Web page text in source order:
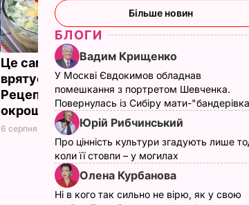
Це саме те, що
врятує у спеку.
Рецепт смачнючої
окрошки
6 серпня, 18.21БУЛЬВАР
"Хрумкі зовні й
всередині".
Найсмачніші
смажені кабачки
6 серпня, 18.09
Більше новин
БЛОГИ
Вадим Крищенко
У Москві Євдокимов обладнав
помешкання з портретом Шевченка.
Повернулась із Сибіру мати-
Юрій Рибчинський
Про цінність культури згадують лише
коли її стовпи – у могилах
Олена Курбанова
Ні в кого так сильно не вірю, як у свою